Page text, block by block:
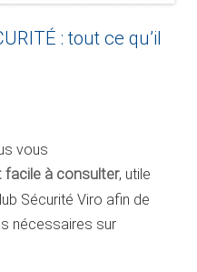
: tout ce qu’il
vous
facile à consulter, utile
Sécurité Viro afin de
nécessaires sur